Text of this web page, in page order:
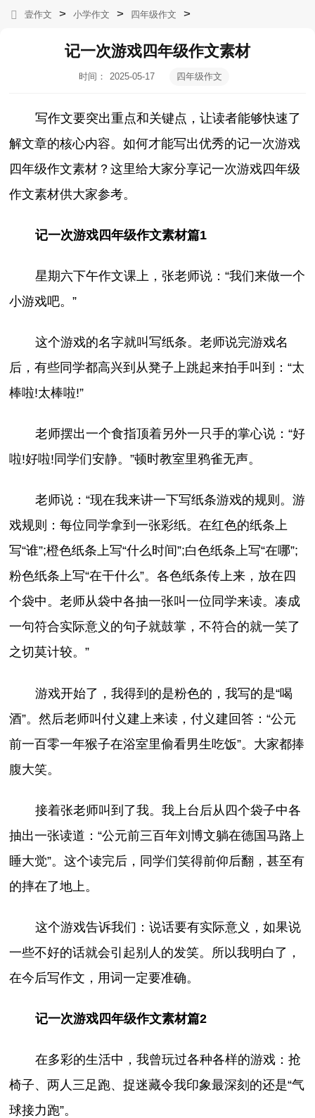
壹作文 > 小学作文 > 四年级作文 >
记一次游戏四年级作文素材
时间：
2025-05-17
四年级作文
写作文要突出重点和关键点，让读者能够快速了
解文章的核心内容。如何才能写出优秀的记一次游戏
四年级作文素材？这里给大家分享记一次游戏四年级
作文素材供大家参考。
记一次游戏四年级作文素材篇1
星期六下午作文课上，张老师说：“我们来做一个
小游戏吧。”
这个游戏的名字就叫写纸条。老师说完游戏名
后，有些同学都高兴到从凳子上跳起来拍手叫到：“太
棒啦!太棒啦!”
老师摆出一个食指顶着另外一只手的掌心说：“好
啦!好啦!同学们安静。”顿时教室里鸦雀无声。
老师说：“现在我来讲一下写纸条游戏的规则。游
戏规则：每位同学拿到一张彩纸。在红色的纸条上
写“谁”;橙色纸条上写“什么时间”;白色纸条上写“在哪”;
粉色纸条上写“在干什么”。各色纸条传上来，放在四
个袋中。老师从袋中各抽一张叫一位同学来读。凑成
一句符合实际意义的句子就鼓掌，不符合的就一笑了
之切莫计较。”
游戏开始了，我得到的是粉色的，我写的是“喝
酒”。然后老师叫付义建上来读，付义建回答：“公元
前一百零一年猴子在浴室里偷看男生吃饭”。大家都捧
腹大笑。
接着张老师叫到了我。我上台后从四个袋子中各
抽出一张读道：“公元前三百年刘博文躺在德国马路上
睡大觉”。这个读完后，同学们笑得前仰后翻，甚至有
的摔在了地上。
这个游戏告诉我们：说话要有实际意义，如果说
一些不好的话就会引起别人的发笑。所以我明白了，
在今后写作文，用词一定要准确。
记一次游戏四年级作文素材篇2
在多彩的生活中，我曾玩过各种各样的游戏：抢
椅子、两人三足跑、捉迷藏令我印象最深刻的还是“气
球接力跑”。